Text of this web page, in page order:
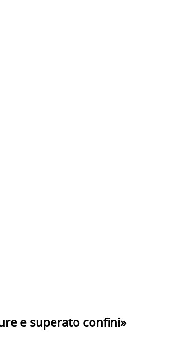
e superato confini»